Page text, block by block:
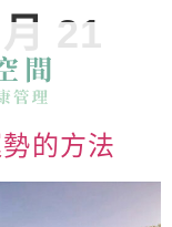
21
的方法